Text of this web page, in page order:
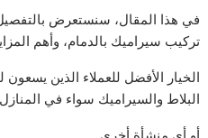
في هذا المقال، سنستعرض
تركيب سيراميك بالدمام، وأهم
الخيار الأفضل للعملاء الذين
البلاط والسيراميك سواء في